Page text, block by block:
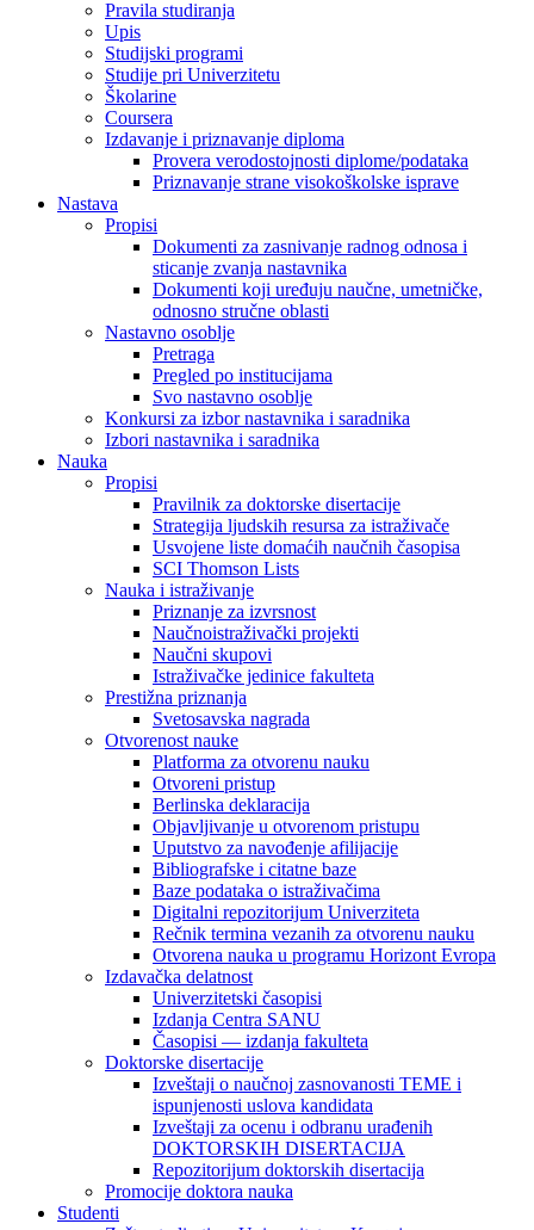
Pravila studiranja
Upis
Studijski programi
Studije pri Univerzitetu
Školarine
Coursera
Izdavanje i priznavanje diploma
Provera verodostojnosti diplome/podataka
Priznavanje strane visokoškolske isprave
Nastava
Propisi
Dokumenti za zasnivanje radnog odnosa i
sticanje zvanja nastavnika
Dokumenti koji uređuju naučne, umetničke,
odnosno stručne oblasti
Nastavno osoblje
Pretraga
Pregled po institucijama
Svo nastavno osoblje
Konkursi za izbor nastavnika i saradnika
Izbori nastavnika i saradnika
Nauka
Propisi
Pravilnik za doktorske disertacije
Strategija ljudskih resursa za istraživače
Usvojene liste domaćih naučnih časopisa
SCI Thomson Lists
Nauka i istraživanje
Priznanje za izvrsnost
Naučnoistraživački projekti
Naučni skupovi
Istraživačke jedinice fakulteta
Prestižna priznanja
Svetosavska nagrada
Otvorenost nauke
Platforma za otvorenu nauku
Otvoreni pristup
Berlinska deklaracija
Objavljivanje u otvorenom pristupu
Uputstvo za navođenje afilijacije
Bibliografske i citatne baze
Baze podataka o istraživačima
Digitalni repozitorijum Univerziteta
Rečnik termina vezanih za otvorenu nauku
Otvorena nauka u programu Horizont Evropa
Izdavačka delatnost
Univerzitetski časopisi
Izdanja Centra SANU
Časopisi — izdanja fakulteta
Doktorske disertacije
Izveštaji o naučnoj zasnovanosti TEME i
ispunjenosti uslova kandidata
Izveštaji za ocenu i odbranu urađenih
DOKTORSKIH DISERTACIJA
Repozitorijum doktorskih disertacija
Promocije doktora nauka
Studenti